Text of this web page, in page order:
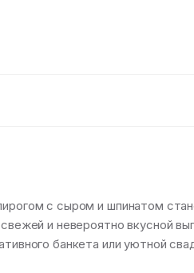
с сыром и шпинатом
и невероятно вкусной
банкета или уютной